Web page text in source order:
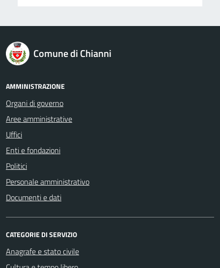
logo Unione Europea
Comune di Chianni
AMMINISTRAZIONE
Organi di governo
Aree amministrative
Uffici
Enti e fondazioni
Politici
Personale amministrativo
Documenti e dati
CATEGORIE DI SERVIZIO
Anagrafe e stato civile